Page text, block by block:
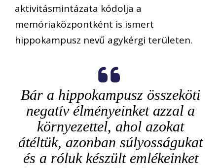
aktivitásmintázata kódolja a
memóriaközpontként is ismert
hippokampusz nevű agykérgi területen.
Bár a hippokampusz összeköti
negatív élményeinket azzal a
környezettel, ahol azokat
átéltük, azonban súlyosságukat
és a róluk készült emlékeinket